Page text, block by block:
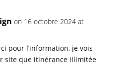
on 16 octobre 2024 at
pour l’information, je vois
site que itinérance illimitée